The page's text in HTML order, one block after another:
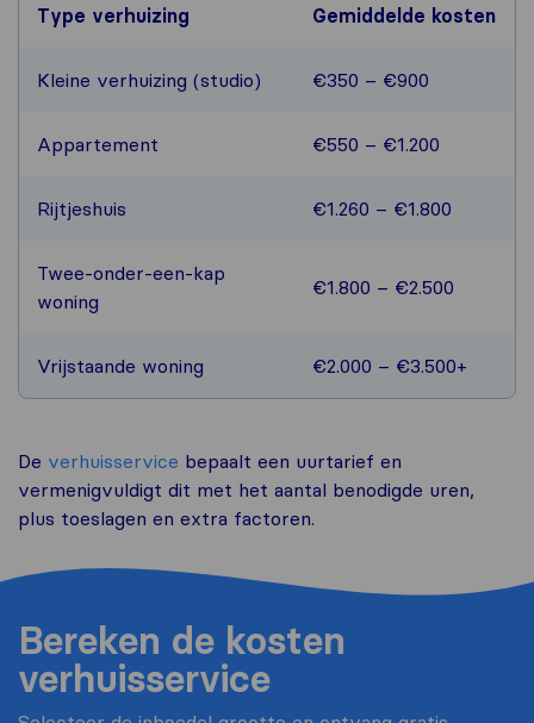
Type verhuizing Gemiddelde kosten
Kleine verhuizing (studio) €350 – €900
Appartement €550 – €1.200
Rijtjeshuis €1.260 – €1.800
Twee-onder-een-kap
woning
€1.800 – €2.500
Vrijstaande woning €2.000 – €3.500+
De verhuisservice bepaalt een uurtarief en
vermenigvuldigt dit met het aantal benodigde uren,
plus toeslagen en extra factoren.
Bereken de kosten
verhuisservice